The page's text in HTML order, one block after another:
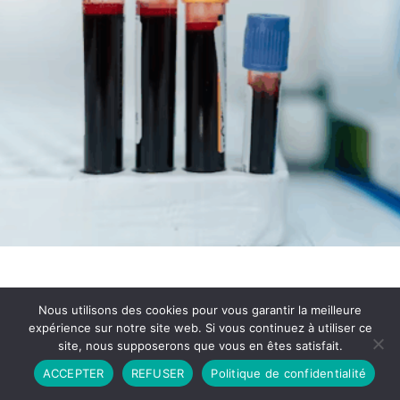
Partenariat Contact
Politique de Confidentialité
CGU
Copyright © 2026 - Propulsé par DIEUDUDIABLE
Nous utilisons des cookies pour vous garantir la meilleure
expérience sur notre site web. Si vous continuez à utiliser ce
site, nous supposerons que vous en êtes satisfait.
ACCEPTER
REFUSER Politique de confidentialité